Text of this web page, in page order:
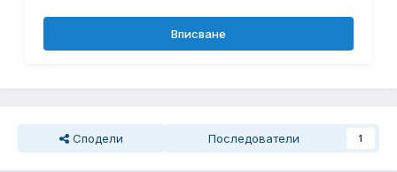
Вписване
Сподели Последователи 1